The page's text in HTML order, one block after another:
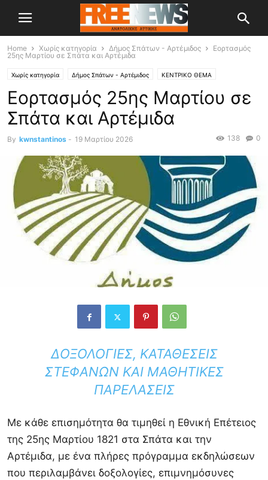
Home Χωρίς κατηγορία Δήμος Σπάτων - Αρτέμιδος
Εορτασμός
25ης Μαρτίου σε Σπάτα και Αρτέμιδα
Χωρίς κατηγορία Δήμος Σπάτων - Αρτέμιδος ΚΕΝΤΡΙΚΟ ΘΕΜΑ
Εορτασμός 25ης Μαρτίου σε
Σπάτα και Αρτέμιδα
By kwnstantinos - 19 Μαρτίου 2026 0
138
ΔΟΞΟΛΟΓΊΕΣ, ΚΑΤΑΘΈΣΕΙΣ
ΣΤΕΦΆΝΩΝ ΚΑΙ ΜΑΘΗΤΙΚΈΣ
ΠΑΡΕΛΆΣΕΙΣ
Με κάθε επισημότητα θα τιμηθεί η Εθνική Επέτειος
της 25ης Μαρτίου 1821 στα Σπάτα και την
Αρτέμιδα, με ένα πλήρες πρόγραμμα εκδηλώσεων
που περιλαμβάνει δοξολογίες, επιμνημόσυνες